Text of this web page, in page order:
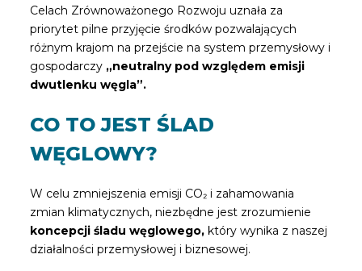
Celach Zrównoważonego Rozwoju uznała za
priorytet pilne przyjęcie środków pozwalających
różnym krajom na przejście na system przemysłowy i
gospodarczy „neutralny pod względem emisji
dwutlenku węgla”.
CO TO JEST ŚLAD
WĘGLOWY?
W celu zmniejszenia emisji CO₂ i zahamowania
zmian klimatycznych, niezbędne jest zrozumienie
koncepcji śladu węglowego,który wynika z naszej
działalności przemysłowej i biznesowej.